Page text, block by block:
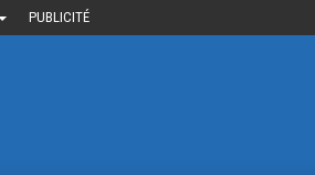
PUBLICITÉ